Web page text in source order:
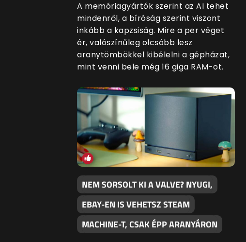
A memóriagyártók szerint az AI tehet
mindenről, a bíróság szerint viszont
inkább a kapzsiság. Mire a per véget
ér, valószínűleg olcsóbb lesz
aranytömbökkel kibélelni a gépházat,
mint venni bele még 16 giga RAM-ot.
NEM SORSOLT KI A VALVE? NYUGI,
EBAY-EN IS VEHETSZ STEAM
MACHINE-T, CSAK ÉPP ARANYÁRON